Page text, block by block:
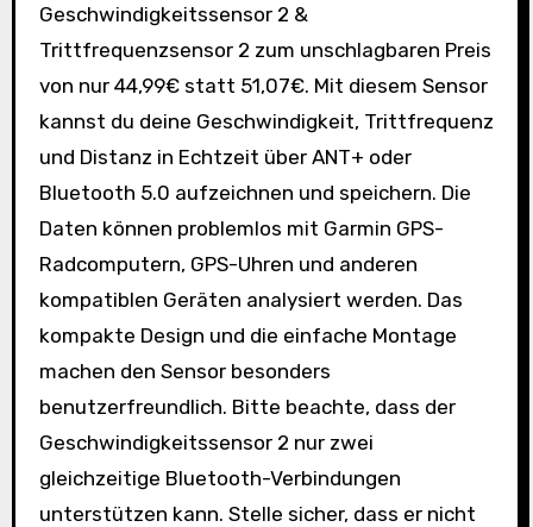
Geschwindigkeitssensor 2 &
Trittfrequenzsensor 2 zum unschlagbaren Preis
von nur 44,99€ statt 51,07€. Mit diesem Sensor
kannst du deine Geschwindigkeit, Trittfrequenz
und Distanz in Echtzeit über ANT+ oder
Bluetooth 5.0 aufzeichnen und speichern. Die
Daten können problemlos mit Garmin GPS-
Radcomputern, GPS-Uhren und anderen
kompatiblen Geräten analysiert werden. Das
kompakte Design und die einfache Montage
machen den Sensor besonders
benutzerfreundlich. Bitte beachte, dass der
Geschwindigkeitssensor 2 nur zwei
gleichzeitige Bluetooth-Verbindungen
unterstützen kann. Stelle sicher, dass er nicht